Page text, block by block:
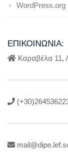
WordPress.org
ΕΠΙΚΟΙΝΩΝΊΑ:
Καραβέλα 11,